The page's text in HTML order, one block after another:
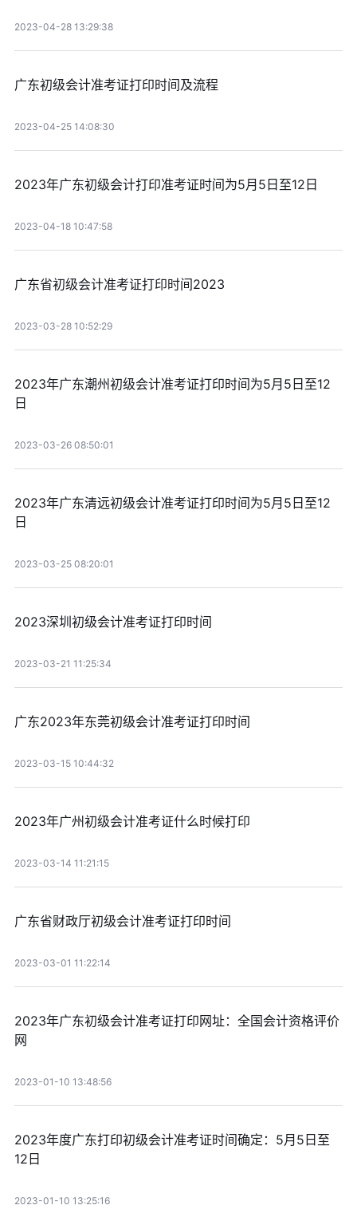
2023-04-28 13:29:38
广东初级会计准考证打印时间及流程
2023-04-25 14:08:30
2023年广东初级会计打印准考证时间为5月5日至12日
2023-04-18 10:47:58
广东省初级会计准考证打印时间2023
2023-03-28 10:52:29
2023年广东潮州初级会计准考证打印时间为5月5日至12
日
2023-03-26 08:50:01
2023年广东清远初级会计准考证打印时间为5月5日至12
日
2023-03-25 08:20:01
2023深圳初级会计准考证打印时间
2023-03-21 11:25:34
广东2023年东莞初级会计准考证打印时间
2023-03-15 10:44:32
2023年广州初级会计准考证什么时候打印
2023-03-14 11:21:15
广东省财政厅初级会计准考证打印时间
2023-03-01 11:22:14
2023年广东初级会计准考证打印网址：全国会计资格评价
网
2023-01-10 13:48:56
2023年度广东打印初级会计准考证时间确定：5月5日至
12日
2023-01-10 13:25:16